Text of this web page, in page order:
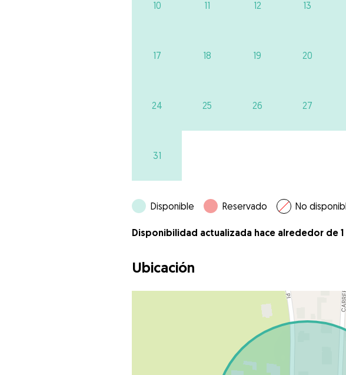
10 11 12 13
17 18 19 20
24 25 26 27
31
Disponible Reservado No
Disponibilidad actualizada hace alrededor de 1
Ubicación